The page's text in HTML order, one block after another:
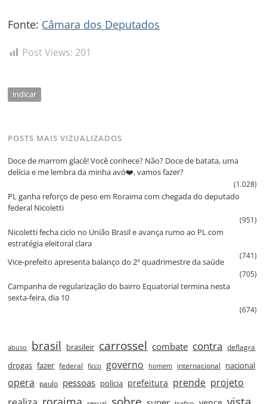
Fonte: Câmara dos Deputados
Post Views: 201
indicar
POSTS MAIS VIZUALIZADOS
Doce de marrom glacê! Você conhece? Não? Doce de batata, uma
delícia e me lembra da minha avó❤️, vamos fazer?
(1.028)
PL ganha reforço de peso em Roraima com chegada do deputado
federal Nicoletti
(951)
Nicoletti fecha ciclo no União Brasil e avança rumo ao PL com
estratégia eleitoral clara
(741)
Vice‑prefeito apresenta balanço do 2º quadrimestre da saúde
(705)
Campanha de regularização do bairro Equatorial termina nesta
sexta‑feira, dia 10
(674)
abuso brasil brasileir carrossel combate contra deflagra
drogas fazer federal ficco governo homem internacional nacional
opera paulo pessoas policia prefeitura prende projeto